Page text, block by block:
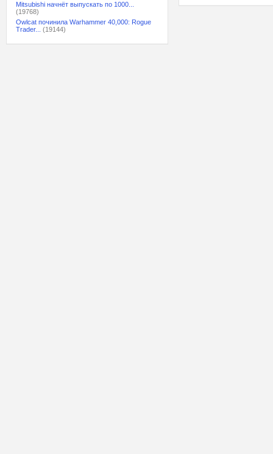
Mitsubishi начнёт выпускать по 1000...
(19768)
Owlcat починила Warhammer 40,000: Rogue
Trader...
(19144)